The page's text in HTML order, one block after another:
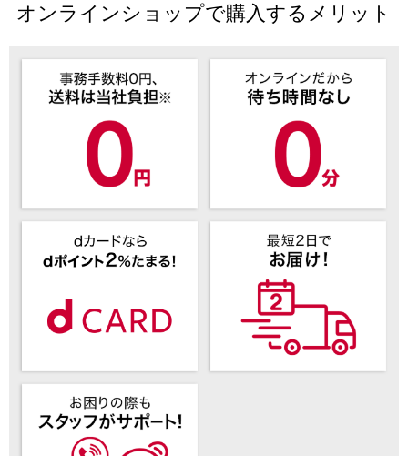
オンラインショップで購入するメリット